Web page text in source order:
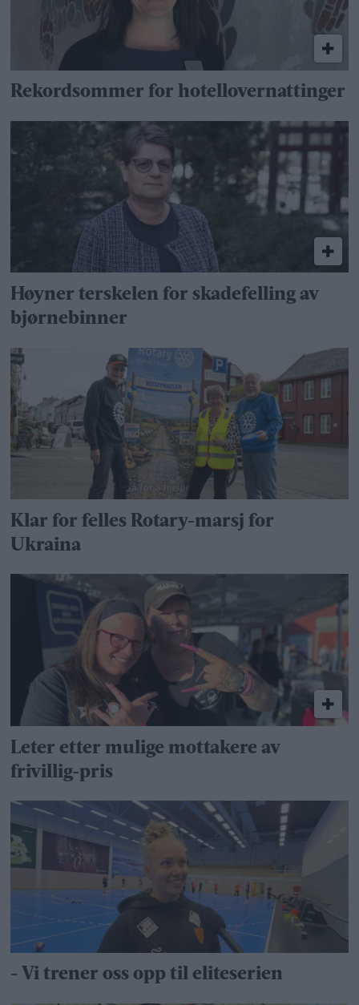
Rekordsommer for hotellovernattinger
Høyner terskelen for skadefelling av
bjørnebinner
Klar for felles Rotary-marsj for
Ukraina
Leter etter mulige mottakere av
frivillig-pris
- Vi trener oss opp til eliteserien